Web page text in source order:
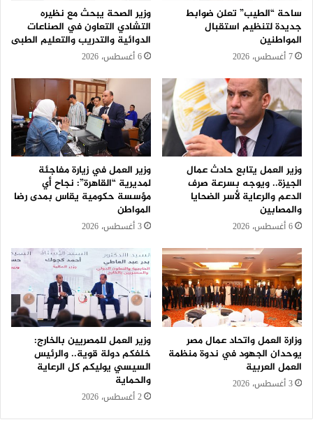
ساحة “الطيب” تعلن ضوابط
جديدة لتنظيم استقبال
المواطنين
7 أغسطس، 2026
وزير الصحة يبحث مع نظيره
التشادي التعاون في الصناعات
الدوائية والتدريب والتعليم الطبى
6 أغسطس، 2026
وزير العمل يتابع حادث عمال
الجيزة.. ويوجه بسرعة صرف
الدعم والرعاية لأسر الضحايا
والمصابين
6 أغسطس، 2026
وزير العمل في زيارة مفاجئة
لمديرية “القاهرة”: نجاح أي
مؤسسة حكومية يقاس بمدى رضا
المواطن
3 أغسطس، 2026
وزارة العمل واتحاد عمال مصر
يوحدان الجهود في ندوة منظمة
العمل العربية
3 أغسطس، 2026
وزير العمل للمصريين بالخارج:
خلفكم دولة قوية.. والرئيس
السيسي يوليكم كل الرعاية
والحماية
2 أغسطس، 2026